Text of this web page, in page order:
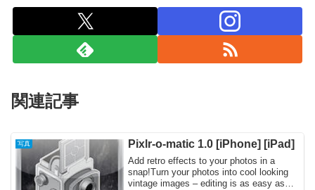
関連記事
写真 Pixlr-o-matic 1.0 [iPhone] [iPad]
Add retro effects to your photos in a
snap!Turn your photos into cool looking
vintage images – editing is as easy as